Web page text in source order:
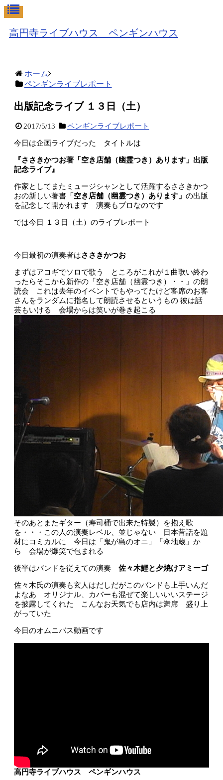
高円寺ライブハウス ペンギンハウス
ホーム
ペンギンライブレポート
出版記念ライブ １３日（土）
2017/5/13 ペンギンライブレポート
今日は企画ライブだった タイトルは
『ささきかつお著「空き店舗（幽霊つき）あります」出版
記念ライブ』
作家としてまたミュージシャンとして活躍するささきかつ
おの新しい著書 「空き店舗（幽霊つき）あります」 の出版
を記念して開かれます 演奏もプロなのです
では今日 １３日（土）のライブレポート
今日最初の演奏者はささきかつお
まずはアコギでソロで歌う ところがこれが１曲歌い終わ
ったらそこから新作の「空き店舗（幽霊つき）・・」の朗
読会 これは去年のイベントでもやってたけど客席のお客
さんをランダムに指名して朗読させるというもの 彼は話
芸もいける 会場からは笑いが巻き起こる
そのあとまたギター（寿司桶で出来た特製）を抱え歌
を・・・この人の演奏レベル、並じゃない 日本昔話を題
材にコミカルに 今日は「鬼が島のオニ」「傘地蔵」か
ら 会場が爆笑で包まれる
後半はバンドを従えての演奏 佐々木鰹と夕焼けアミーゴ
佐々木氏の演奏も玄人はだしだがこのバンドも上手いんだ
よなあ オリジナル、カバーも混ぜて楽しいいいステージ
を披露してくれた こんなお天気でも店内は満席 盛り上
がっていた
今日のオムニバス動画です
高円寺ライブハウス ペンギンハウス